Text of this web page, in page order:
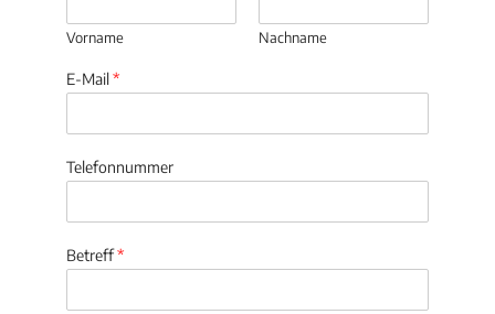
Vorname Nachname
E-Mail*
Telefonnummer
Betreff*